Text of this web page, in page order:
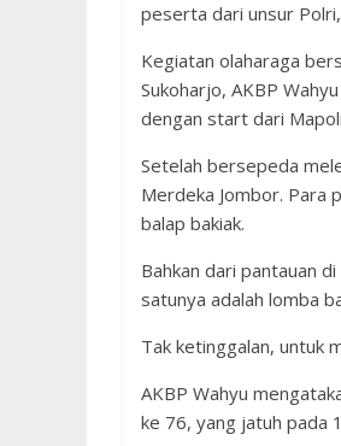
peserta dari unsur
Kegiatan olaharaga
Sukoharjo, AKBP
dengan start dari
Setelah bersepeda
Merdeka Jombor. Para
balap bakiak.
Bahkan dari pantauan
satunya adalah lomba
Tak ketinggalan, untuk
AKBP Wahyu
ke 76, yang jatuh pada